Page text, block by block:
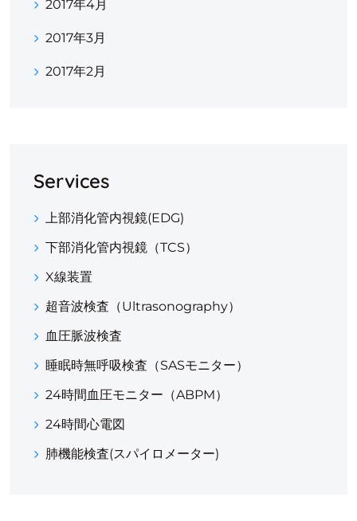
2017年4月
2017年3月
2017年2月
Services
上部消化管内視鏡(EDG)
下部消化管内視鏡（TCS）
X線装置
超音波検査（ultrasonography）
血圧脈波検査
睡眠時無呼吸検査（SASモニター）
24時間血圧モニター（ABPM）
24時間心電図
肺機能検査(スパイロメーター)